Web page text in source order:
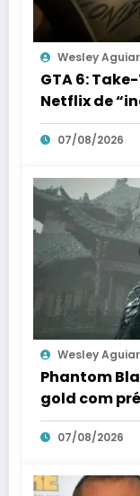
Wesley Aguiar
GTA 6:
Netflix de
streaming
07/08/2026
Wesley Aguiar
Phantom
gold com
minutos
“surpresa”
07/08/2026